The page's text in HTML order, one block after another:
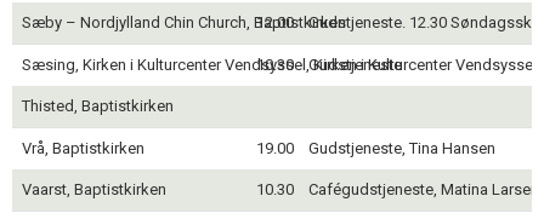
Sæby – Nordjylland Chin Church, Baptistkirken
12.00 Gudstjeneste. 12.30
Sæsing, Kirken i Kulturcenter Vendsyssel, Kirken i Kulturcenter Vendsyssel
10.30 Gudstjeneste
Thisted, Baptistkirken
Vrå, Baptistkirken 19.00 Gudstjeneste, Tina Hansen
Vaarst, Baptistkirken 10.30 Cafégudstjeneste, Matina Larsen